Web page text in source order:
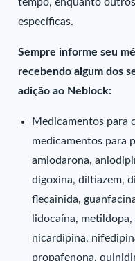
específicas.
Sempre informe seu
recebendo algum dos
adição ao Neblock:
Medicamentos para
medicamentos para
amiodarona,
digoxina, diltiazem,
flecainida,
lidocaína,
nicardipina,
propafenona,